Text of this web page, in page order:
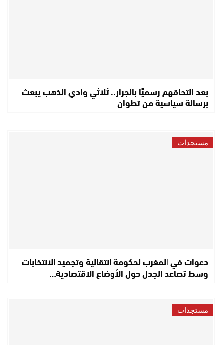
بعد التحاقهم رسميًا بالجرار.. ثلاثي وادي الذهب يبعث
برسالة سياسية من تطوان
مستجدات
دعوات في المغرب لحكومة انتقالية وتجميد الانتخابات
وسط تصاعد الجدل حول الأوضاع الاقتصادية…
مستجدات